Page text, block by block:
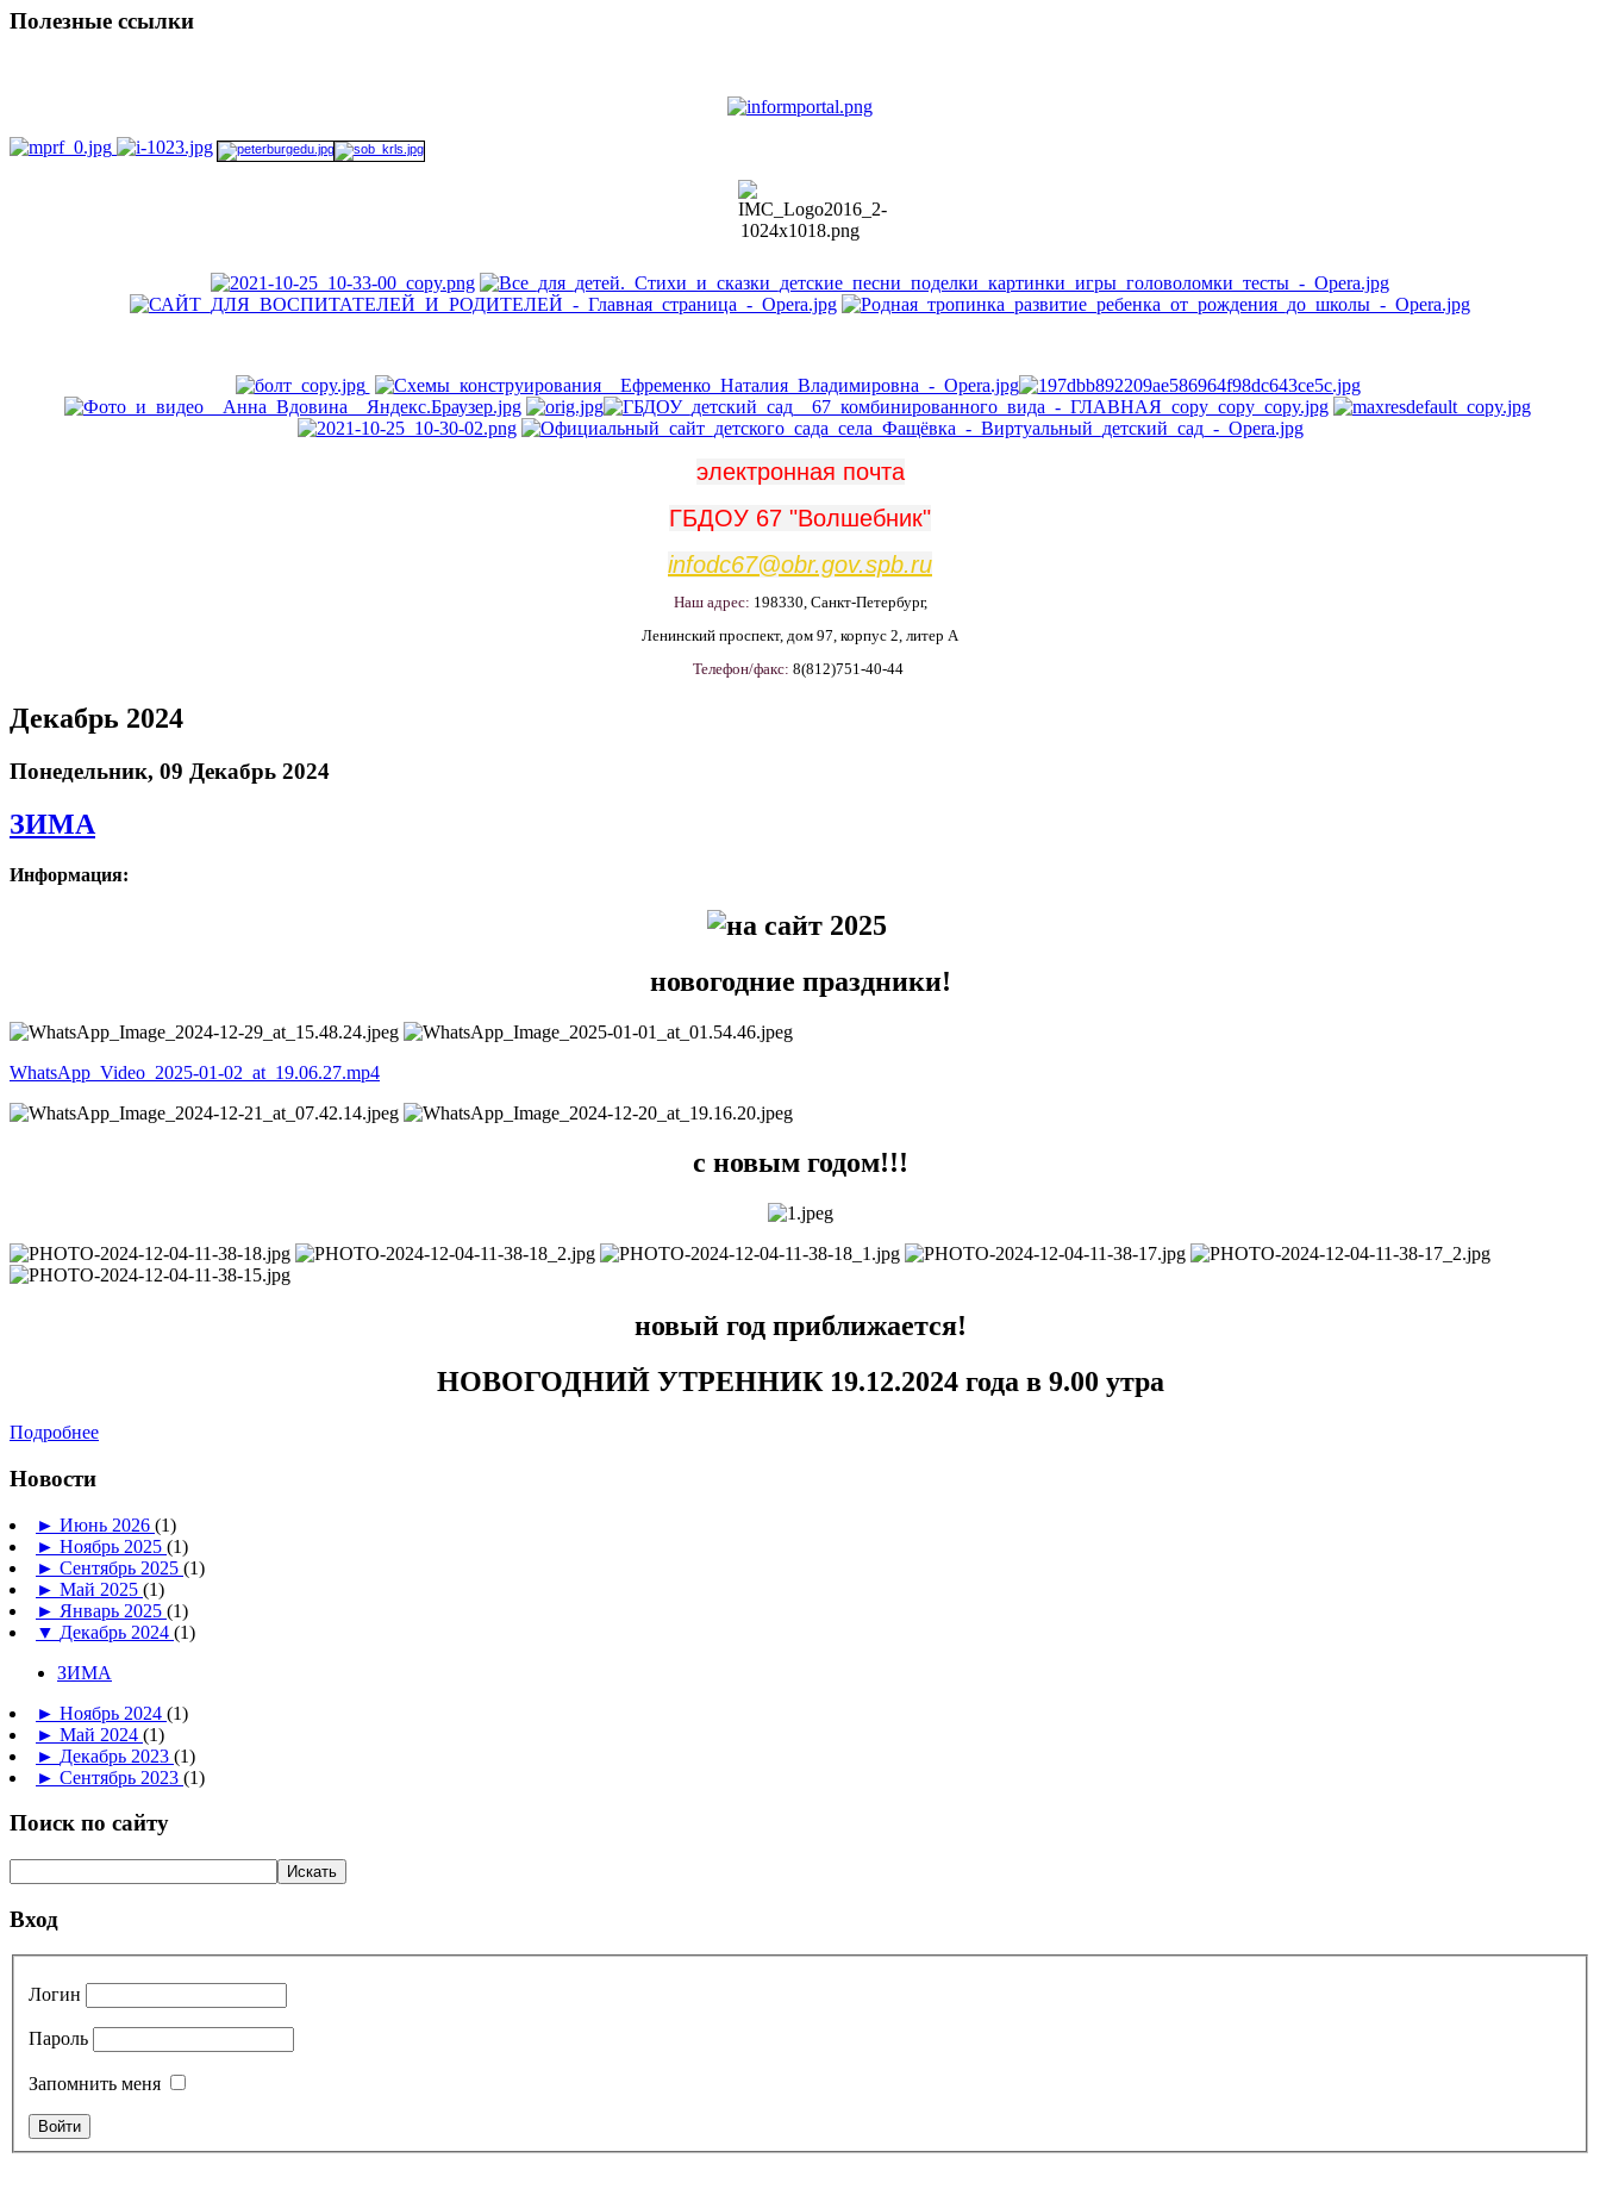
Полезные ссылки
электронная почта
ГБДОУ 67 "Волшебник"
infodc67@obr.gov.spb.ru
Наш адрес: 198330, Санкт-Петербург,
Ленинский проспект, дом 97, корпус 2, литер А
Телефон/факс: 8(812)751-40-44
Декабрь 2024
Понедельник, 09 Декабрь 2024
ЗИМА
Информация:
новогодние праздники!
WhatsApp_Video_2025-01-02_at_19.06.27.mp4
с новым годом!!!
новый год приближается!
НОВОГОДНИЙ УТРЕННИК 19.12.2024 года в 9.00 утра
Подробнее
Новости
► Июнь 2026 (1)
► Ноябрь 2025 (1)
► Сентябрь 2025 (1)
► Май 2025 (1)
► Январь 2025 (1)
▼ Декабрь 2024 (1)
ЗИМА
► Ноябрь 2024 (1)
► Май 2024 (1)
► Декабрь 2023 (1)
► Сентябрь 2023 (1)
Поиск по сайту
Вход
Логин
Пароль
Запомнить меня